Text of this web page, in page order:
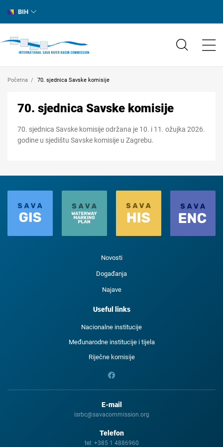
BIH
Početna 70. sjednica Savske komisije
70. sjednica Savske komisije
70. sjednica Savske komisije održana je 10. i 11. ožujka 2026.
godine u sjedištu Savske komisije u Zagrebu.
Novosti
Događanja
Najave
Useful links
Nacionalne institucije
Međunarodne institucije i tijela
Riječne komisije
E-mail
isrbc@savacommission.org
Telefon
tel: +385 1 4886960